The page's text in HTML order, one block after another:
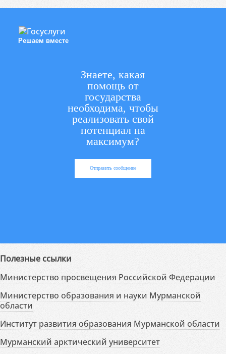
Решаем вместе
Знаете, какая
помощь от
государства
необходима, чтобы
реализовать свой
потенциал на
максимум?
Отправить сообщение
Полезные ссылки
Министерство просвещения Российской Федерации
Министерство образования и науки Мурманской
области
Институт развития образования Мурманской области
Мурманский арктический университет